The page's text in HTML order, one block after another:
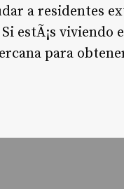
a residentes
estÃ¡s viviendo
para